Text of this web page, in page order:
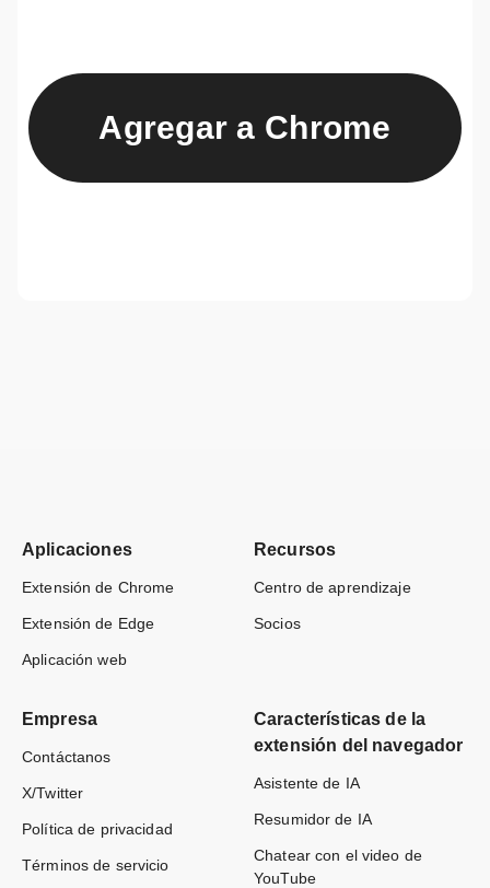
Agregar a Chrome
Aplicaciones
Extensión de Chrome
Extensión de Edge
Aplicación web
Recursos
Centro de aprendizaje
Socios
Empresa
Contáctanos
X/Twitter
Política de privacidad
Términos de servicio
Características de la
extensión del navegador
Asistente de IA
Resumidor de IA
Chatear con el video de
YouTube